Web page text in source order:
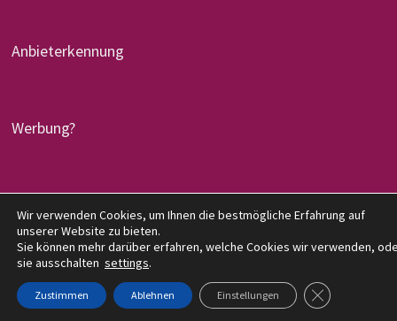
Anbieterkennung
Werbung?
Copyright © 2026denglers-buchkritik.de. Mit Stolz
präsentiert von WordPress
Wir verwenden Cookies, um Ihnen die bestmögliche Erfahrung auf
unserer Website zu bieten.
Sie können mehr darüber erfahren, welche Cookies wir verwenden,
sie ausschalten settings.
Zustimmen Ablehnen Einstellungen GDPR COOKIE-